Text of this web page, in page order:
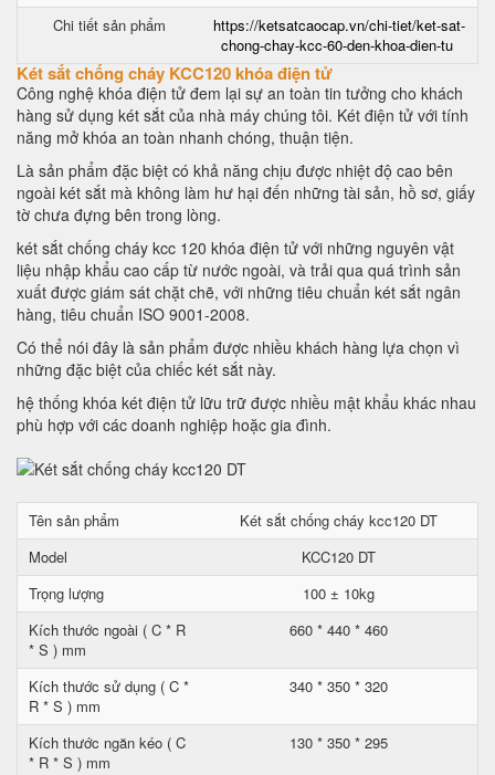
Chi tiết sản phẩm
https://ketsatcaocap.vn/chi-tiet/ket-sat-
chong-chay-kcc-60-den-khoa-dien-tu
Két sắt chống cháy KCC120 khóa điện tử
Công nghệ khóa điện tử đem lại sự an toàn tin tưởng cho khách
hàng sử dụng két sắt của nhà máy chúng tôi. Két điện tử với tính
năng mở khóa an toàn nhanh chóng, thuận tiện.
Là sản phẩm đặc biệt có khả năng chịu được nhiệt độ cao bên
ngoài két sắt mà không làm hư hại đến những tài sản, hồ sơ, giấy
tờ chưa đựng bên trong lòng.
két sắt chống cháy kcc 120 khóa điện tử với những nguyên vật
liệu nhập khẩu cao cấp từ nước ngoài, và trải qua quá trình sản
xuất được giám sát chặt chẽ, với những tiêu chuẩn két sắt ngân
hàng, tiêu chuẩn ISO 9001-2008.
Có thể nói đây là sản phẩm được nhiều khách hàng lựa chọn vì
những đặc biệt của chiếc két sắt này.
hệ thống khóa két điện tử lữu trữ được nhiều mật khẩu khác nhau
phù hợp với các doanh nghiệp hoặc gia đình.
Tên sản phẩm
Két sắt chống cháy kcc120 DT
Model
KCC120 DT
Trọng lượng
100 ± 10kg
Kích thước ngoài ( C * R
* S ) mm
660 * 440 * 460
Kích thước sử dụng ( C *
R * S ) mm
340 * 350 * 320
Kích thước ngăn kéo ( C
* R * S ) mm
130 * 350 * 295